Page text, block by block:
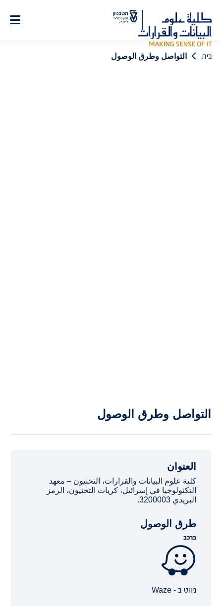
Content
בית التواصل وطرق الوصول
التواصل وطرق الوصول
العنوان
كلية علوم البيانات والقرارات، التخنيون – معهد
التكنولوجيا في إسرائيل، كريات التخنيون، الرمز
البريدي 3200003.
طرق الوصول
ברכב
ניווט ב - Waze